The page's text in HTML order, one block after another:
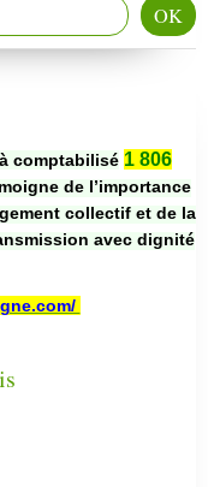
comptabilisé 1 806
de l’importance
collectif et de la
avec dignité